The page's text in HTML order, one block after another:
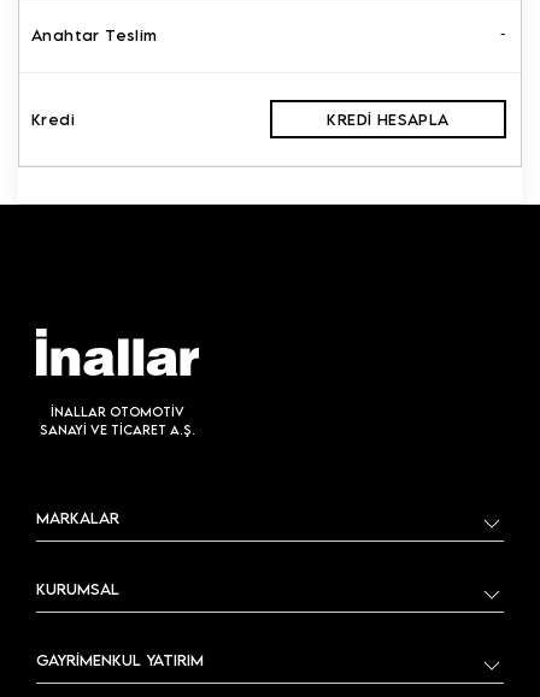
-
KREDI HESAPLA
İNALLAR OTOMOTİV
SANAYİ VE TİCARET A.Ş.
MARKALAR
KURUMSAL
GAYRİMENKUL YATIRIM